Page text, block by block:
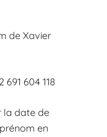
de Xavier
604 118
la date de
en